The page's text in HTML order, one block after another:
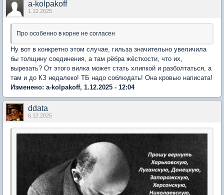
a-kolpakoff
1.12.2025
Про особенно в корне не согласен
Ну вот в конкретно этом случае, гильза значительно увеличила
бы толщину соединения, а там рёбра жёсткости, что их,
вырезать? От этого вилка может стать хлипкой и разболтаться, а
там и до КЗ недалеко! ТБ надо соблюдать! Она кровью написата!
Изменено: a-kolpakoff, 1.12.2025 - 12:04
ddata
6.12.2025